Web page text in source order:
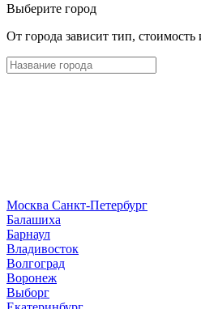
Выберите город
От города зависит тип, стоимость
Москва Санкт-Петербург
Балашиха
Барнаул
Владивосток
Волгоград
Воронеж
Выборг